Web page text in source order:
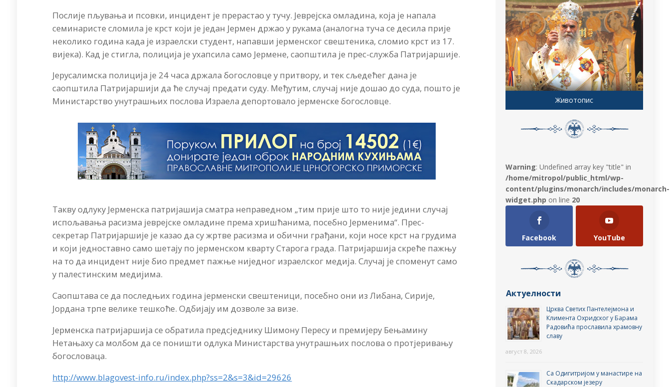
Послије пљувања и псовки, инцидент је прерастао у тучу. Јеврејска омладина, која је напала
семинаристе сломила је крст који је један Јермен држао у рукама (аналогна туча се десила прије
неколико година када је израелски студент, напавши јерменског свештеника, сломио крст из 17.
вијека). Кад је стигла, полиција је ухапсила само Јермене, саопштила је прес-служба Патријаршије.
Јерусалимска полиција је 24 часа држала богословце у притвору, и тек сљедећег дана је
саопштила Патријаршији да ће случај предати суду. Међутим, случај није дошао до суда, пошто је
Министарство унутрашњих послова Израела депортовало јерменске богословце.
Такву одлуку Јерменска патријашија сматра неправедном „тим прије што то није једини случај
испољавања расизма јеврејске омладине према хришћанима, посебно Јерменима“. Прес-
секретар Патријаршије је казао да су жртве расизма и обични грађани, који носе крст на грудима
и који једноставно само шетају по јерменском кварту Старога града. Патријаршија скреће пажњу
на то да инцидент није био предмет пажње ниједног израелског медија. Случај је споменут само
у палестинским медијима.
Саопштава се да последњих година јерменски свештеници, посебно они из Либана, Сирије,
Јордана трпе велике тешкоће. Одбијају им дозволе за визе.
Јерменска патријаршија се обратила предсједнику Шимону Пересу и премијеру Бењамину
Нетањаху са молбом да се поништи одлука Министарства унутрашњих послова о протјеривању
богословаца.
http://www.blagovest-info.ru/index.php?ss=2&s=3&id=29626
Животопис
Warning: Undefined array key "title" in
/home/mitropol/public_html/wp-
content/plugins/monarch/includes/monarch-
widget.php on line 20
Facebook YouTube
Актуелности
Црква Светих Пантелејмона и
Климента Охридског у Барама
Радовића прославила храмовну
славу
август 8, 2026
Са Одигитријом у манастире на
Скадарском језеру